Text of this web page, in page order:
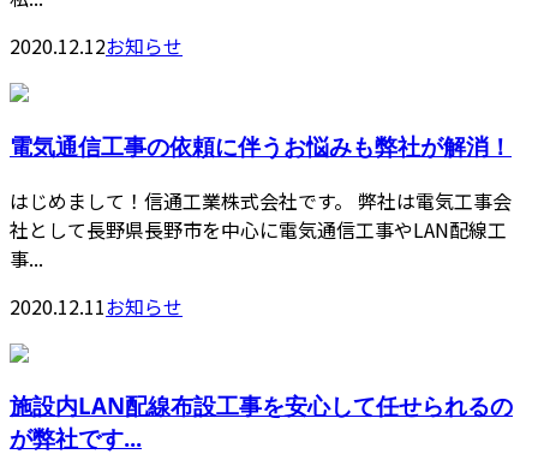
2020.12.12お知らせ
電気通信工事の依頼に伴うお悩みも弊社が解消！
はじめまして！信通工業株式会社です。 弊社は電気工事会
社として長野県長野市を中心に電気通信工事やLAN配線工
事...
2020.12.11お知らせ
施設内LAN配線布設工事を安心して任せられるの
が弊社です...